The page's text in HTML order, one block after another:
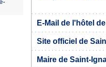
E-Mail de l'hôtel
Site officiel de
Maire de Saint-